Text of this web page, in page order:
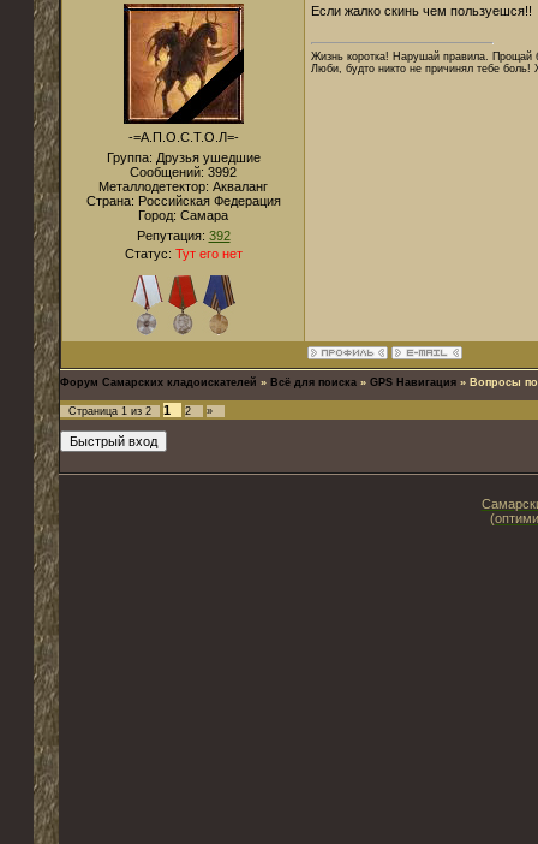
-=А.П.О.С.Т.О.Л=-
Группа: Друзья ушедшие
Сообщений: 3992
Металлодетектор: Акваланг
Страна: Российская Федерация
Город: Самара
Репутация: 392
Статус: Тут его нет
Если жалко скинь чем пользуешся!!
Жизнь коротка! Нарушай правила. Прощай
Люби, будто никто не причинял тебе
Форум Самарских кладоискателей » Всё для поиска » GPS Навигация » Вопросы по
Страница 1 из 2 1 2 »